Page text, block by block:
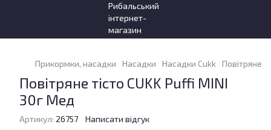
Прикормки, насадки Насадки Насадки Cukk Повітряне
Повітряне тісто CUKK Puffi MINI
30г Мед
Артикул: 26757 Написати відгук